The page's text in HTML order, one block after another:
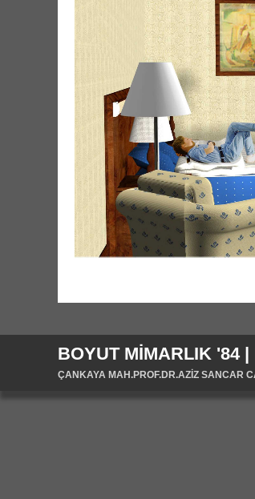
BOYUT MİMARLIK '84
ÇANKAYA MAH.PROF.DR.AZİZ SANCAR